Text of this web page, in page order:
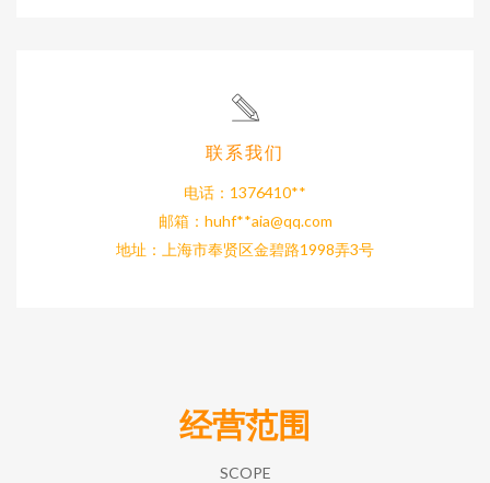
联系我们
电话：1376410**
邮箱：huhf**aia@qq.com
地址：上海市奉贤区金碧路1998弄3号
经营范围
SCOPE